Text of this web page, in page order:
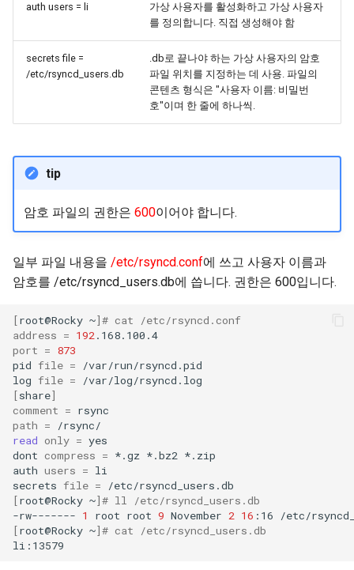
Network
Rocky Linux 10 (Red Quartz)
Requirements
Repositories
Security
Troubleshooting
Virtualization
Web
auth users = li
가상 사용자를 활성화하고 가상 사용자
를 정의합니다. 직접 생성해야 함
secrets file =
/etc/rsyncd_users.db
.db로 끝나야 하는 가상 사용자의 암호
파일 위치를 지정하는 데 사용. 파일의
콘텐츠 형식은 "사용자 이름: 비밀번
호"이며 한 줄에 하나씩.
tip
암호 파일의 권한은 600이어야 합니다.
일부 파일 내용을 /etc/rsyncd.conf에 쓰고 사용자 이름과
암호를 /etc/rsyncd_users.db에 씁니다. 권한은 600입니다.
[root@Rocky ~]# cat /etc/rsyncd.conf
address = 192
port = 873
pid file =
/var/run/rsyncd.pid
log file =
[share]
comment =
path =
read only = yes
dont compress = *.gz *.bz2 *.zip
auth users = li
secrets file =
[root@Rocky ~]# ll /etc/rsyncd_users.db
-rw------- 1 root root 9 November 2 16 :16
[root@Rocky ~]# cat /etc/rsyncd_users.db